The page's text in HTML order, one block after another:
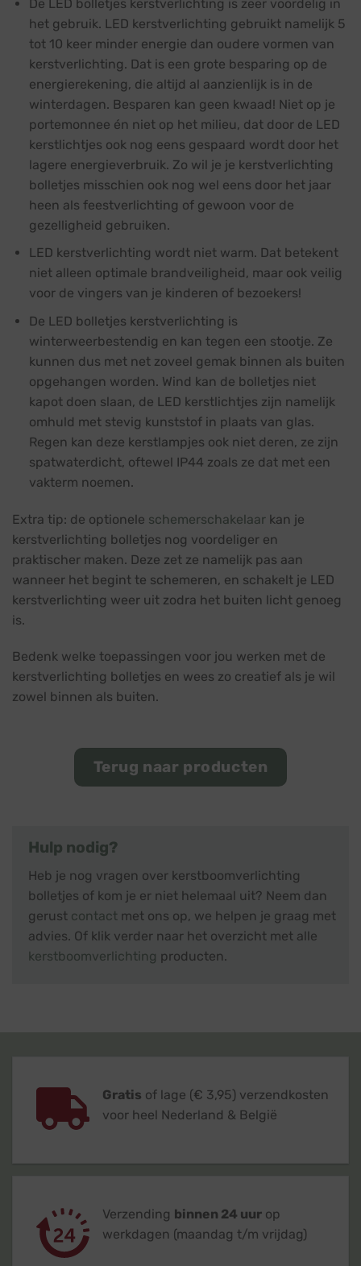
De LED bolletjes kerstverlichting is zeer voordelig in
het gebruik. LED kerstverlichting gebruikt namelijk 5
tot 10 keer minder energie dan oudere vormen van
kerstverlichting. Dat is een grote besparing op de
energierekening, die altijd al aanzienlijk is in de
winterdagen. Besparen kan geen kwaad! Niet op je
portemonnee én niet op het milieu, dat door de LED
kerstlichtjes ook nog eens gespaard wordt door het
lagere energieverbruik. Zo wil je je kerstverlichting
bolletjes misschien ook nog wel eens door het jaar
heen als feestverlichting of gewoon voor de
gezelligheid gebruiken.
LED kerstverlichting wordt niet warm. Dat betekent
niet alleen optimale brandveiligheid, maar ook veilig
voor de vingers van je kinderen of bezoekers!
De LED bolletjes kerstverlichting is
winterweerbestendig en kan tegen een stootje. Ze
kunnen dus met net zoveel gemak binnen als buiten
opgehangen worden. Wind kan de bolletjes niet
kapot doen slaan, de LED kerstlichtjes zijn namelijk
omhuld met stevig kunststof in plaats van glas.
Regen kan deze kerstlampjes ook niet deren, ze zijn
spatwaterdicht, oftewel IP44 zoals ze dat met een
vakterm noemen.
Extra tip: de optionele schemerschakelaar kan je
kerstverlichting bolletjes nog voordeliger en
praktischer maken. Deze zet ze namelijk pas aan
wanneer het begint te schemeren, en schakelt je LED
kerstverlichting weer uit zodra het buiten licht genoeg
is.
Bedenk welke toepassingen voor jou werken met de
kerstverlichting bolletjes en wees zo creatief als je wil
zowel binnen als buiten.
Terug naar producten
Hulp nodig?
Heb je nog vragen over kerstboomverlichting
bolletjes of kom je er niet helemaal uit? Neem dan
gerust contact met ons op, we helpen je graag met
advies. Of klik verder naar het overzicht met alle
kerstboomverlichting producten.
Gratis of lage (€ 3,95) verzendkosten
voor heel Nederland & België
Verzending binnen 24 uur op
werkdagen (maandag t/m vrijdag)